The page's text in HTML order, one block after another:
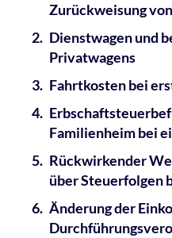
Zurückweisung
Dienstwagen und
Privatwagens
Fahrtkosten bei
Familienheim bei
Rückwirkender
über Steuerfolgen
Änderung der